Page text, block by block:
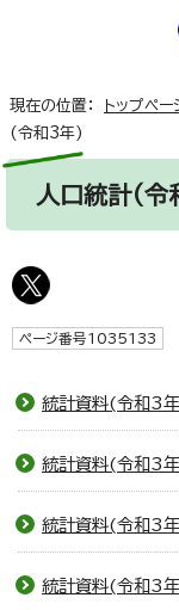
現在の位置： トップペー
(令和3年)
人口統計(令
ページ番号1035133
統計資料(令和3
統計資料(令和3
統計資料(令和3
統計資料(令和3